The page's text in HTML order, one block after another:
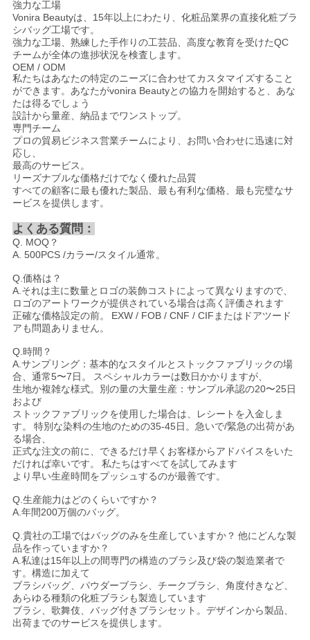
強力な工場
Vonira Beautyは、15年以上にわたり、化粧品業界の直接化粧ブラ
シバッグ工場です。
強力な工場、熟練した手作りの工芸品、高度な教育を受けたQC
チームが全体の進捗状況を検査します。
OEM / ODM
私たちはあなたの特定のニーズに合わせてカスタマイズすること
ができます。あなたがvonira Beautyとの協力を開始すると、あな
たは得るでしょう
設計から量産、納品までワンストップ。
専門チーム
プロの貿易ビジネス営業チームにより、お問い合わせに迅速に対
応し、
最高のサービス。
リーズナブルな価格だけでなく優れた品質
すべての顧客に最も優れた製品、最も有利な価格、最も完璧なサ
ービスを提供します。
よくある質問：
Q. MOQ？
A. 500PCS /カラー/スタイル通常。
Q.価格は？
A.それは主に数量とロゴの装飾コストによって異なりますので、
ロゴのアートワークが提供されている場合は高く評価されます
正確な価格設定の前。
EXW / FOB / CNF / CIFまたはドアツード
アも問題ありません。
Q.時間？
A.サンプリング：基本的なスタイルとストックファブリックの場
合、通常5〜7日。
スペシャルカラーは数日かかりますが、
生地か複雑な様式。別の量の大量生産：サンプル承認の20〜25日
および
ストックファブリックを使用した場合は、レシートを入金しま
す。
特別な染料の生地のための35-45日。急いで/緊急の出荷があ
る場合、
正式な注文の前に、できるだけ早くお客様からアドバイスをいた
だければ幸いです。
私たちはすべてを試してみます
より早い生産時間をプッシュするのが最善です。
Q.生産能力はどのくらいですか？
A.年間200万個のバッグ。
Q.貴社の工場ではバッグのみを生産していますか？ 他にどんな製
品を作っていますか？
A.私達は15年以上の間専門の構造のブラシ及び袋の製造業者で
す。構造に加えて
ブラシバッグ、パウダーブラシ、チークブラシ、角度付きなど、
あらゆる種類の化粧ブラシも製造しています
ブラシ、歌舞伎、バッグ付きブラシセット。デザインから製品、
出荷までのサービスを提供します。